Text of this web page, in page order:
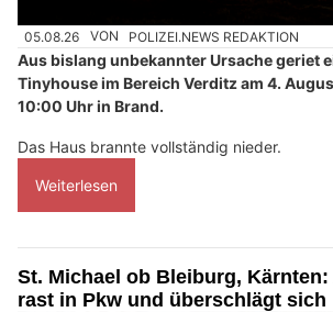
05.08.26 VON POLIZEI.NEWS REDAKTION
Aus bislang unbekannter Ursache geriet
Tinyhouse im Bereich Verditz am 4.
10:00 Uhr in Brand.
Das Haus brannte vollständig nieder.
Weiterlesen
St. Michael ob Bleiburg, Kärnten:
rast in Pkw und überschlägt sich